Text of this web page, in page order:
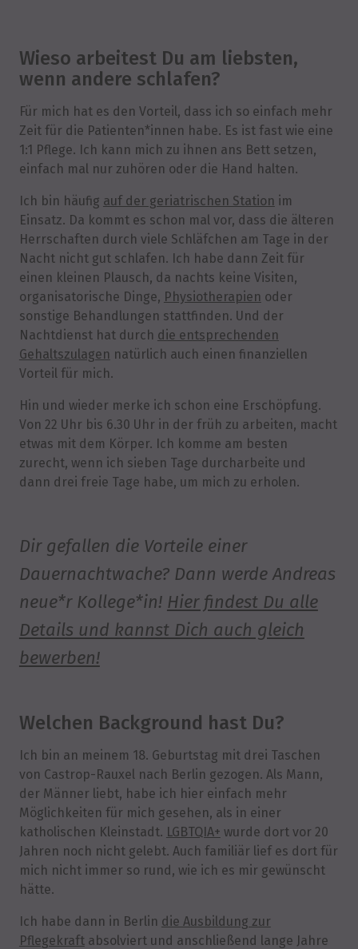
Wieso arbeitest Du am liebsten,
wenn andere schlafen?
Für mich hat es den Vorteil, dass ich so einfach mehr
Zeit für die Patienten*innen habe. Es ist fast wie eine
1:1 Pflege. Ich kann mich zu ihnen ans Bett setzen,
einfach mal nur zuhören oder die Hand halten.
Ich bin häufig auf der geriatrischen Station im
Einsatz. Da kommt es schon mal vor, dass die älteren
Herrschaften durch viele Schläfchen am Tage in der
Nacht nicht gut schlafen. Ich habe dann Zeit für
einen kleinen Plausch, da nachts keine Visiten,
organisatorische Dinge, Physiotherapien oder
sonstige Behandlungen stattfinden. Und der
Nachtdienst hat durch die entsprechenden
Gehaltszulagen natürlich auch einen finanziellen
Vorteil für mich.
Hin und wieder merke ich schon eine Erschöpfung.
Von 22 Uhr bis 6.30 Uhr in der früh zu arbeiten, macht
etwas mit dem Körper. Ich komme am besten
zurecht, wenn ich sieben Tage durcharbeite und
dann drei freie Tage habe, um mich zu erholen.
Dir gefallen die Vorteile einer
Dauernachtwache? Dann werde Andreas
neue*r Kollege*in! Hier findest Du alle
Details und kannst Dich auch gleich
bewerben!
Welchen Background hast Du?
Ich bin an meinem 18. Geburtstag mit drei Taschen
von Castrop-Rauxel nach Berlin gezogen. Als Mann,
der Männer liebt, habe ich hier einfach mehr
Möglichkeiten für mich gesehen, als in einer
katholischen Kleinstadt. LGBTQIA+ wurde dort vor 20
Jahren noch nicht gelebt. Auch familiär lief es dort für
mich nicht immer so rund, wie ich es mir gewünscht
hätte.
Ich habe dann in Berlin die Ausbildung zur
Pflegekraftabsolviert und anschließend lange Jahre